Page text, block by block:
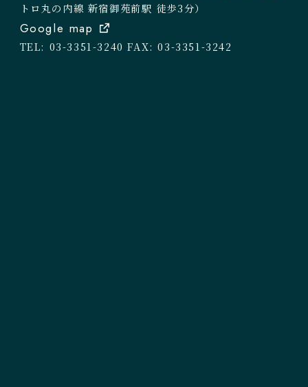
トロ丸の内線 新宿御苑前駅 徒歩3分）
Google map
TEL: 03-3351-3240 FAX: 03-3351-3242